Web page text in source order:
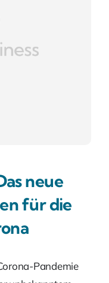
neue
für die
Pandemie